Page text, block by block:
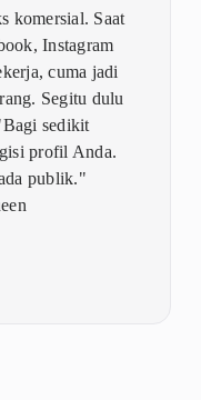
komersial. Saat
Instagram
cuma jadi
Segitu dulu
sedikit
profil Anda.
publik."